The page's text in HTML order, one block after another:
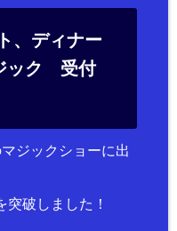
、ディナー
ック 受付
ジックショーに出
破しました！